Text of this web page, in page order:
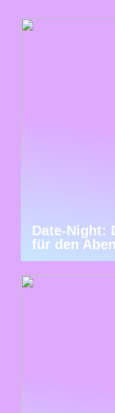
Date-Night:
für den